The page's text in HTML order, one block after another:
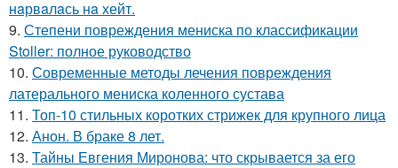
нaрвaлaсь нa хейт.
9. Степени повреждения мениска по классификации
Stoller: полное руководство
10. Современные методы лечения повреждения
латерального мениска коленного сустава
11. Топ-10 стильных коротких стрижек для крупного лица
12. Анон. В браке 8 лет.
13. Тайны Евгения Миронова: что скрывается за его